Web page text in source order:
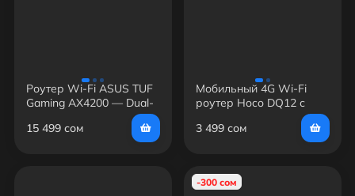
Роутер Wi-Fi ASUS TUF
Gaming AX4200 — Dual-
Band, Wi-Fi 6, AX4200,
2.5G WAN, 4×Gigabit
LAN, USB 3.2, MU-MIMO,
15 499 сом
Мобильный 4G Wi-Fi
роутер Hoco DQ12 с
дисплеем — 150 Мбит/с,
3000 мАч, USB-C, белый
3 499 сом
-300 сом